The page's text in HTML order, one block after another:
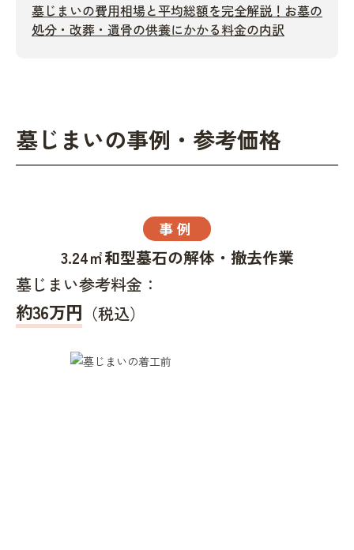
墓じまいの費用相場と平均総額を完全解説！お墓の
処分・改葬・遺骨の供養にかかる料金の内訳
墓じまいの事例・参考価格
事例
3.24㎡和型墓石の解体・撤去作業
墓じまい参考料金：
約36万円 （税込）